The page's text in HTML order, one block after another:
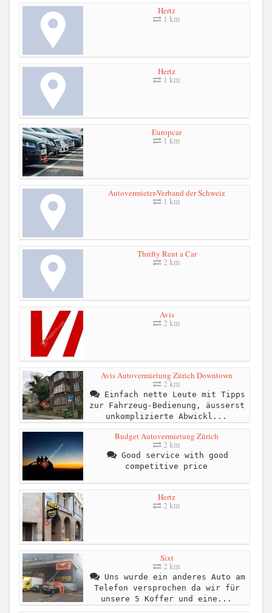
Hertz
1 km
Hertz
1 km
Europcar
1 km
Autovermieter-Verband der Schweiz
1 km
Thrifty Rent a Car
2 km
Avis
2 km
Avis Autovermietung Zürich Downtown
2 km
Einfach nette Leute mit Tipps
zur Fahrzeug-Bedienung, äusserst
unkomplizierte Abwickl...
Budget Autovermietung Zürich
2 km
Good service with good
competitive price
Hertz
2 km
Sixt
2 km
Uns wurde ein anderes Auto am
Telefon versprochen da wir für
unsere 5 Koffer und eine...